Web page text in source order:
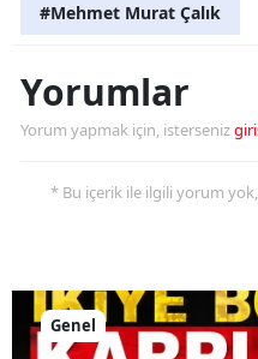
#Mehmet Murat Çalık
Yorumlar
Yorum yapmak için, isterseniz
* Bu içerik ile ilgili yorum
Genel